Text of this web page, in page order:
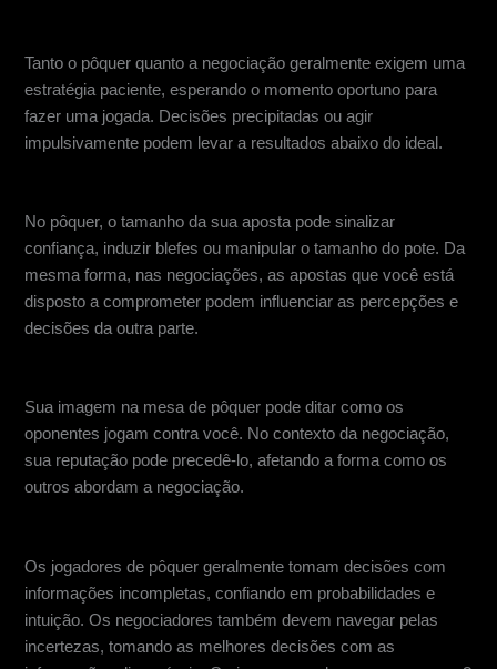
Tanto o pôquer quanto a negociação geralmente exigem uma
estratégia paciente, esperando o momento oportuno para
fazer uma jogada. Decisões precipitadas ou agir
impulsivamente podem levar a resultados abaixo do ideal.
No pôquer, o tamanho da sua aposta pode sinalizar
confiança, induzir blefes ou manipular o tamanho do pote. Da
mesma forma, nas negociações, as apostas que você está
disposto a comprometer podem influenciar as percepções e
decisões da outra parte.
Sua imagem na mesa de pôquer pode ditar como os
oponentes jogam contra você. No contexto da negociação,
sua reputação pode precedê-lo, afetando a forma como os
outros abordam a negociação.
Os jogadores de pôquer geralmente tomam decisões com
informações incompletas, confiando em probabilidades e
intuição. Os negociadores também devem navegar pelas
incertezas, tomando as melhores decisões com as